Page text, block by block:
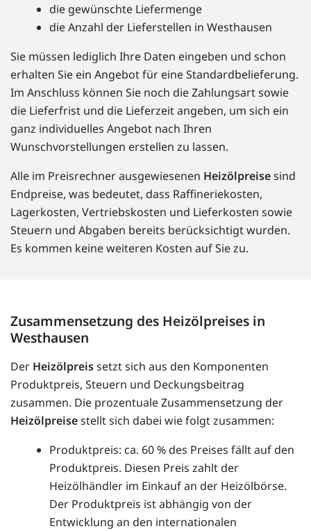
die gewünschte Liefermenge
die Anzahl der Lieferstellen in Westhausen
Sie müssen lediglich Ihre Daten eingeben und schon
erhalten Sie ein Angebot für eine Standardbelieferung.
Im Anschluss können Sie noch die Zahlungsart sowie
die Lieferfrist und die Lieferzeit angeben, um sich ein
ganz individuelles Angebot nach Ihren
Wunschvorstellungen erstellen zu lassen.
Alle im Preisrechner ausgewiesenen Heizölpreisesind
Endpreise, was bedeutet, dass Raffineriekosten,
Lagerkosten, Vertriebskosten und Lieferkosten sowie
Steuern und Abgaben bereits berücksichtigt wurden.
Es kommen keine weiteren Kosten auf Sie zu.
Zusammensetzung des Heizölpreises in
Westhausen
Der Heizölpreissetzt sich aus den Komponenten
Produktpreis, Steuern und Deckungsbeitrag
zusammen. Die prozentuale Zusammensetzung der
Heizölpreisestellt sich dabei wie folgt zusammen:
Produktpreis: ca. 60 % des Preises fällt auf den
Produktpreis. Diesen Preis zahlt der
Heizölhändler im Einkauf an der Heizölbörse.
Der Produktpreis ist abhängig von der
Entwicklung an den internationalen